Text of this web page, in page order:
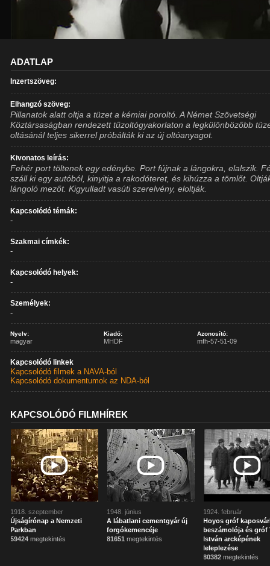
ADATLAP
Inzertszöveg:
Elhangzó szöveg:
Pillanatok alatt oltja a tüzet a kémiai poroltó. A Német Szövetségi
Köztársaságban rendezett tűzoltógyakorlaton a legkülönbözőbb
oltásánál teljes sikerrel próbálták ki az új oltóanyagot.
Kivonatos leírás:
Fehér port töltenek egy edénybe. Port fújnak a lángokra, elalszik.
száll ki egy autóból, kinyitja a rakodóteret, és kihúzza a tömlőt.
lángoló mezőt. Kigyulladt vasúti szerelvény, eloltják.
Kapcsolódó témák:
-
Szakmai címkék:
-
Kapcsolódó helyek:
-
Személyek:
-
Nyelv:
magyar
Kiadó:
MHDF
Azonosító:
mfh-57-51-09
Kapcsolódó linkek
Kapcsolódó filmek a NAVA-ból
Kapcsolódó dokumentumok az NDA-ból
KAPCSOLÓDÓ FILMHÍREK
1918. szeptember
Újságírónap a Nemzeti
Parkban
59424 megtekintés
1948. június
A lábatlani cementgyár új
forgókemencéje
81651 megtekintés
1924. február
Hoyos gróf
beszámolója és gróf
István arcképének
leleplezése
80382 megtekintés